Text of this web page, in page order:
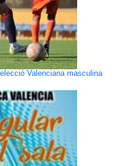
Valenciana masculina